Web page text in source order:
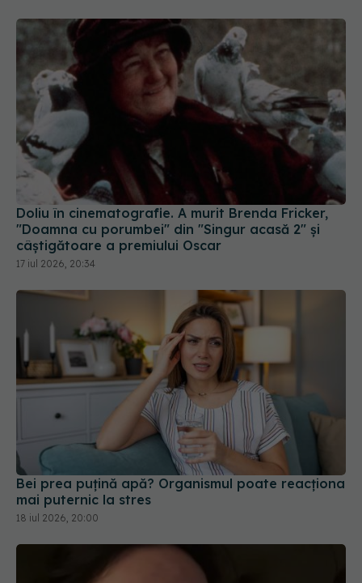
Doliu în cinematografie. A murit Brenda Fricker,
"Doamna cu porumbei" din "Singur acasă 2" și
câștigătoare a premiului Oscar
17 iul 2026, 20:34
Bei prea puțină apă? Organismul poate reacționa
mai puternic la stres
18 iul 2026, 20:00